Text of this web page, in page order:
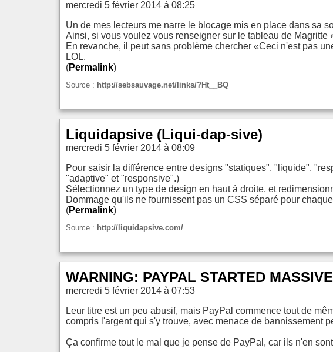
mercredi 5 février 2014 à 08:25
Un de mes lecteurs me narre le blocage mis en place dans sa
Ainsi, si vous voulez vous renseigner sur le tableau de
En revanche, il peut sans problème chercher «Ceci n'est pas
LOL.
(Permalink)
Source : http://sebsauvage.net/links/?Ht__BQ
Liquidapsive (Liqui-dap-sive)
mercredi 5 février 2014 à 08:09
Pour saisir la différence entre designs "statiques", "liquide",
"adaptive" et "responsive".)
Sélectionnez un type de design en haut à droite, et
Dommage qu'ils ne fournissent pas un CSS séparé pour
(Permalink)
Source : http://liquidapsive.com/
WARNING: PAYPAL STARTED
mercredi 5 février 2014 à 07:53
Leur titre est un peu abusif, mais PayPal commence tout de
compris l'argent qui s'y trouve, avec menace de bannissement
Ça confirme tout le mal que je pense de PayPal, car ils n'en